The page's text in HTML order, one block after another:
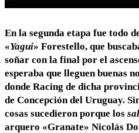
En la segunda etapa fue todo
«Yagui» Forestello, que
soñar con la final por el
esperaba que lleguen buenas
donde Racing de dicha
de Concepción del Uruguay.
cosas sucedieron porque los
arquero «Granate» Nicolás